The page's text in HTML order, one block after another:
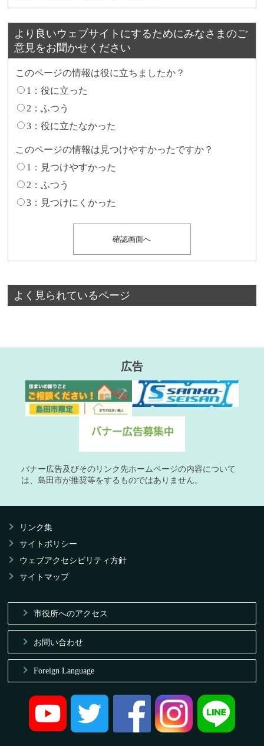
より良いウェブサイトにするためにみなさまのご
意見をお聞かせください
このページの情報は役に立ちましたか？
1：役に立った
2：ふつう
3：役に立たなかった
このページの情報は見つけやすかったですか？
1：見つけやすかった
2：ふつう
3：見つけにくかった
よく見られているページ
広告
バナー広告及びそのリンク先ホームページの内容について
は、島田市が推奨等をするものではありません。
リンク集
サイトポリシー
ウェブアクセシビリティ方針
サイトマップ
市役所へのアクセス
お問い合わせ
Foreign Language